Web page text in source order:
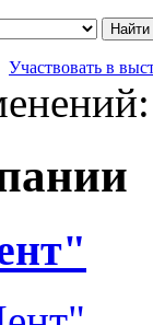
Найти
Участвовать в